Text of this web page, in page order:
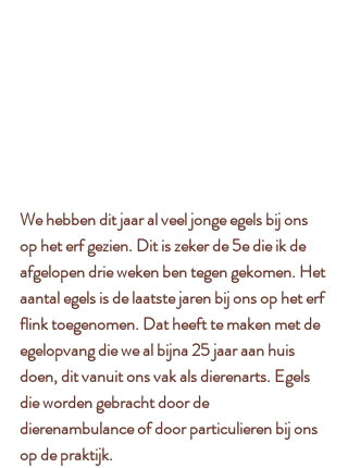
We hebben dit jaar al veel jonge egels bij ons
op het erf gezien. Dit is zeker de 5e die ik de
afgelopen drie weken ben tegen gekomen. Het
aantal egels is de laatste jaren bij ons op het erf
flink toegenomen. Dat heeft te maken met de
egelopvang die we al bijna 25 jaar aan huis
doen, dit vanuit ons vak als dierenarts. Egels
die worden gebracht door de
dierenambulance of door particulieren bij ons
op de praktijk.